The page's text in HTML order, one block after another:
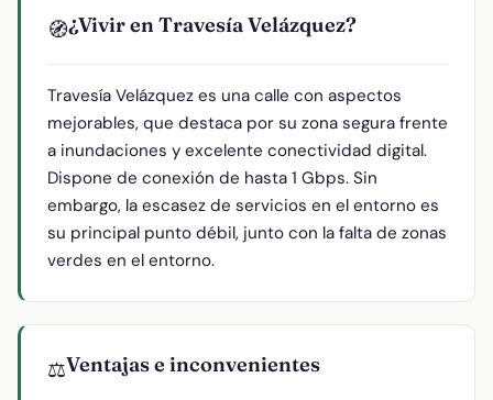
🧭¿Vivir en Travesía Velázquez?
Travesía Velázquez es una calle con aspectos
mejorables, que destaca por su zona segura frente
a inundaciones y excelente conectividad digital.
Dispone de conexión de hasta 1 Gbps. Sin
embargo, la escasez de servicios en el entorno es
su principal punto débil, junto con la falta de zonas
verdes en el entorno.
⚖️Ventajas e inconvenientes